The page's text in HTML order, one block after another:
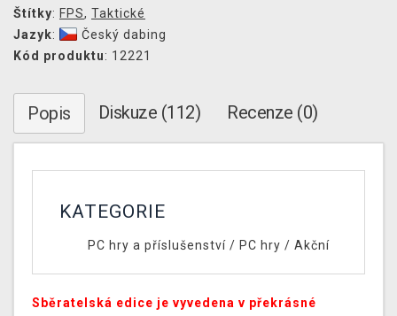
Štítky: FPS, Taktické
Jazyk:
Český dabing
Kód produktu: 12221
Popis Diskuze (112) Recenze (0)
KATEGORIE
PC hry a příslušenství/ PC hry / Akční
Sběratelská edice je vyvedena v překrásné